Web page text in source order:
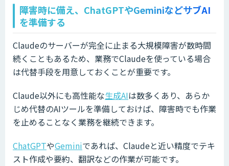
障害時に備え、ChatGPTやGeminiなどサブAI
を準備する
Claudeのサーバーが完全に止まる大規模障害が数時間
続くこともあるため、業務でClaudeを使っている場合
は代替手段を用意しておくことが重要です。
Claude以外にも高性能な生成AIは数多くあり、あらか
じめ代替のAIツールを準備しておけば、障害時でも作業
を止めることなく業務を継続できます。
ChatGPTやGeminiであれば、Claudeと近い精度でテキ
スト作成や要約、翻訳などの作業が可能です。